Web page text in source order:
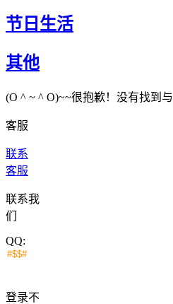
节日生活
其他
(O ^ ~ ^ O)~~很抱歉！没有找到与
客服
联系
客服
联系我
们
QQ:
登录不